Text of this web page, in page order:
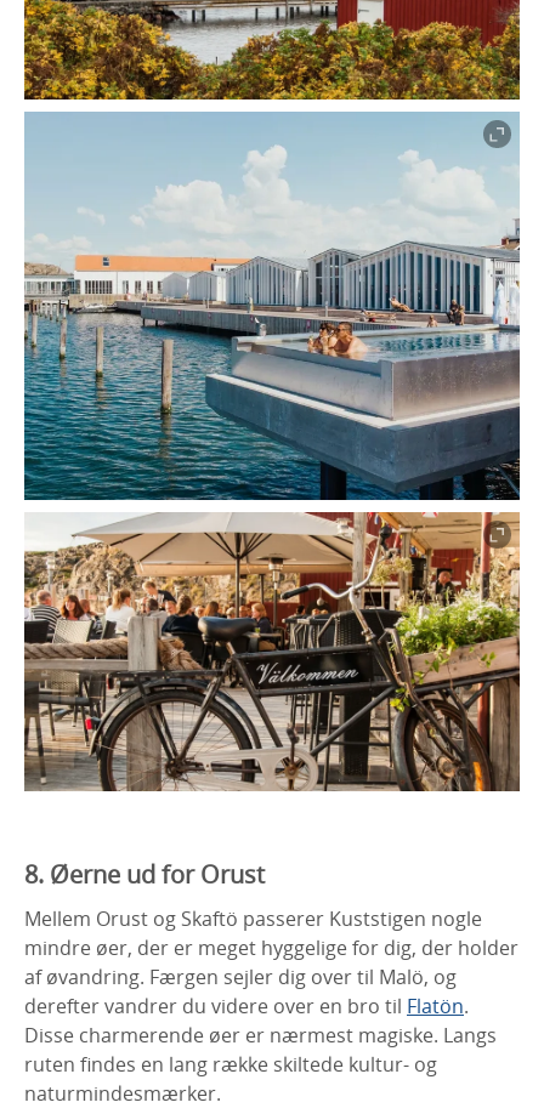
8. Øerne ud for Orust
Mellem Orust og Skaftö passerer Kuststigen nogle
mindre øer, der er meget hyggelige for dig, der holder
af øvandring. Færgen sejler dig over til Malö, og
derefter vandrer du videre over en bro til Flatön.
Disse charmerende øer er nærmest magiske. Langs
ruten findes en lang række skiltede kultur- og
naturmindesmærker.